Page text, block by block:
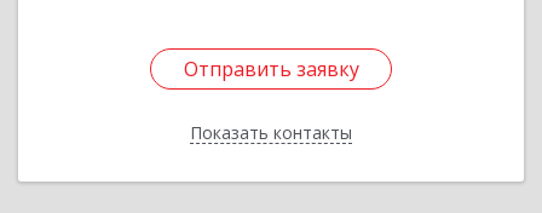
Отправить заявку
Показать контакты
Отправить заявку
Назад